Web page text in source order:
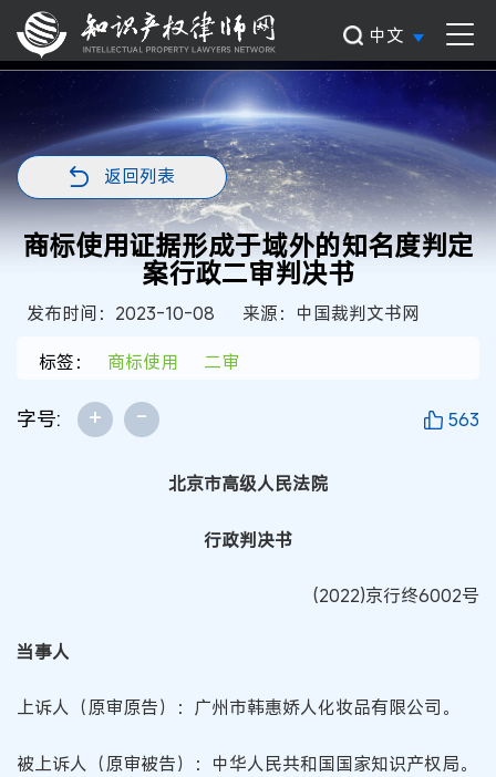
中文
返回列表
商标使用证据形成于域外的知名度判定
案行政二审判决书
发布时间：2023-10-08
来源：中国裁判文书网
标签：
商标使用 二审
字号: + - 563
北京市高级人民法院
行政判决书
(2022)京行终6002号
当事人
上诉人（原审原告）：广州市韩惠娇人化妆品有限公司。
被上诉人（原审被告）：中华人民共和国国家知识产权局。